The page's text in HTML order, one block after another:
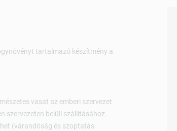
tartalmazó készítmény a
vasat az emberi szervezet
szervezeten belüli szállításához.
(várandóság és szoptatás